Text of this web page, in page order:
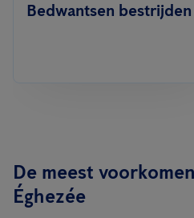
Bedwantsen bestrijden
De meest
Éghezée